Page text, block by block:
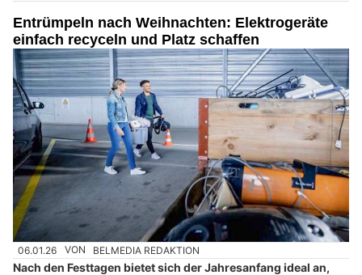
Entrümpeln nach Weihnachten: Elektrogeräte
einfach recyceln und Platz schaffen
06.01.26 VON BELMEDIA REDAKTION
Nach den Festtagen bietet sich der Jahresanfang ideal an,